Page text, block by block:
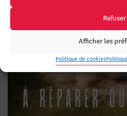
Refuser
Afficher les
Politique de cookies